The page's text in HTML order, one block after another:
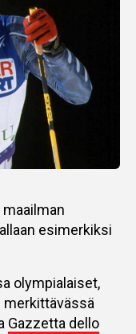
esimerkiksi
olympialaiset,
merkittävässä
Gazzetta dello